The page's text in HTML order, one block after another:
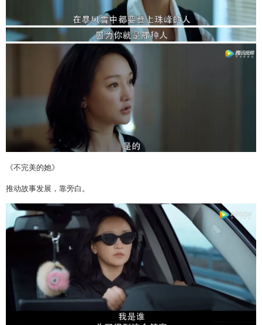
《不完美的她》
推动故事发展，靠旁白。